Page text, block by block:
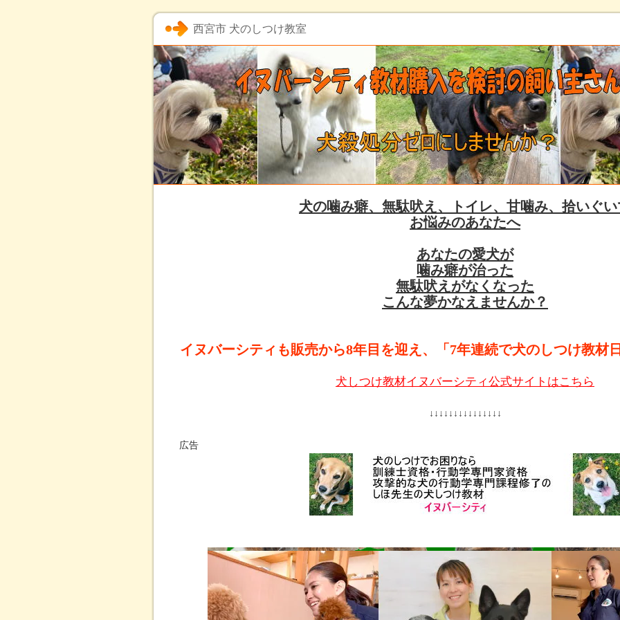
西宮市 犬のしつけ教室
犬の噛み癖、無駄吠え、トイレ、甘噛み、拾いぐい
お悩みのあなたへ
あなたの愛犬が
噛み癖が治った
無駄吠えがなくなった
こんな夢かなえませんか？
イヌバーシティも販売から8年目を迎え、「7年連続で犬のしつけ教材
犬しつけ教材イヌバーシティ公式サイトはこちら
↓↓↓↓↓↓↓↓↓↓↓↓↓↓↓
広告